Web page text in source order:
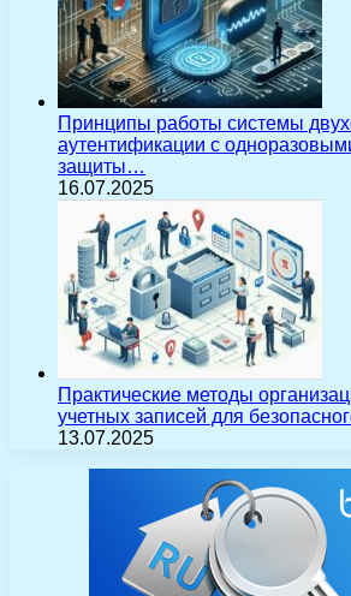
Принципы работы системы
аутентификации с
защиты…
16.07.2025
Практические методы
учетных записей для
13.07.2025